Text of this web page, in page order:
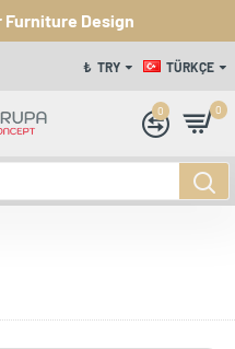
Design
₺ TRY TÜRKÇE
0 0